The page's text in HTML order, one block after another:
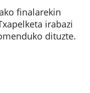
finalarekin
irabazi
dituzte.